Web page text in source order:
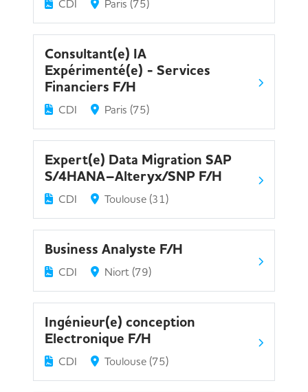
CDI Paris (75)
Consultant(e) IA
Expérimenté(e) - Services
Financiers F/H
CDI Paris (75)
Expert(e) Data Migration SAP
S/4HANA–Alteryx/SNP F/H
CDI Toulouse (31)
Business Analyste F/H
CDI Niort (79)
Ingénieur(e) conception
Electronique F/H
CDI Toulouse (75)